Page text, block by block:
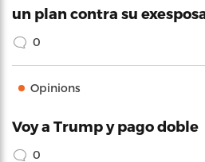
un plan contra su
0
Opinions
Voy a Trump y pago doble
0